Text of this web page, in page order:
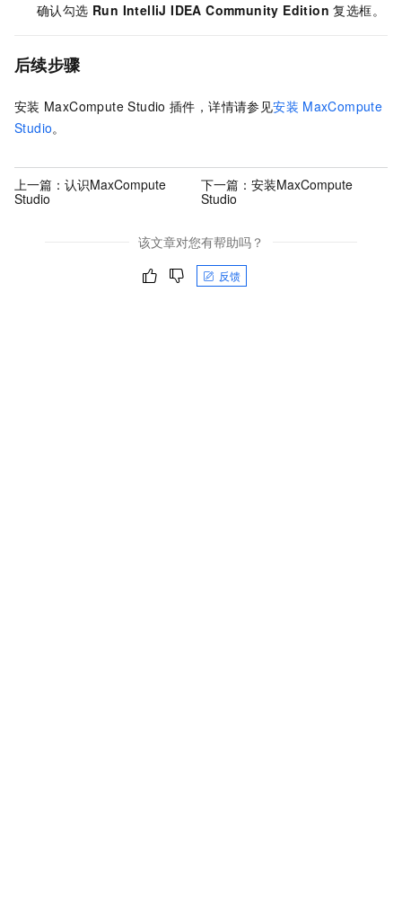
确认勾选 Run IntelliJ IDEA Community Edition 复选框。
后续步骤
安装 MaxCompute Studio 插件，详情请参见安装 MaxCompute
Studio。
上一篇： 认识MaxCompute
Studio
下一篇： 安装MaxCompute
Studio
该文章对您有帮助吗？
反馈